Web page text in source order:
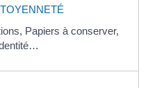
Papiers à conserver,